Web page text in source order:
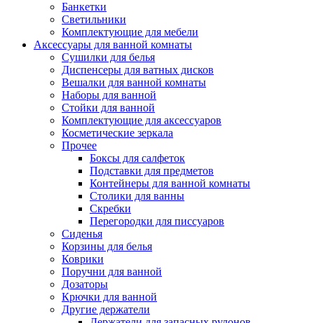
Банкетки
Светильники
Комплектующие для мебели
Аксессуары для ванной комнаты
Сушилки для белья
Диспенсеры для ватных дисков
Вешалки для ванной комнаты
Наборы для ванной
Стойки для ванной
Комплектующие для аксессуаров
Косметические зеркала
Прочее
Боксы для салфеток
Подставки для предметов
Контейнеры для ванной комнаты
Столики для ванны
Скребки
Перегородки для писсуаров
Сиденья
Корзины для белья
Коврики
Поручни для ванной
Дозаторы
Крючки для ванной
Другие держатели